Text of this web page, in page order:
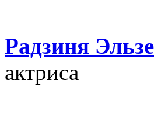
Радзиня Эльзе
актриса